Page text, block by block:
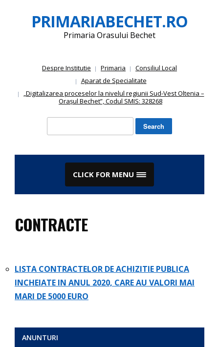
to
content
PRIMARIABECHET.RO
Primaria Orasului Bechet
Despre Institutie Primaria
Consiliul Local
Aparat de Specialitate
„Digitalizarea proceselor la nivelul regiunii Sud-Vest Oltenia –
Orașul Bechet”, Codul SMIS: 328268
CLICK FOR MENU
CONTRACTE
LISTA CONTRACTELOR DE ACHIZITIE PUBLICA
INCHEIATE IN ANUL 2020, CARE AU VALORI MAI
MARI DE 5000 EURO
ANUNTURI